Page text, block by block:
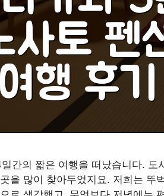
간의 짧은 여행을 떠났습니다. 도
을 많이 찾아두었지요. 저희는 뚜